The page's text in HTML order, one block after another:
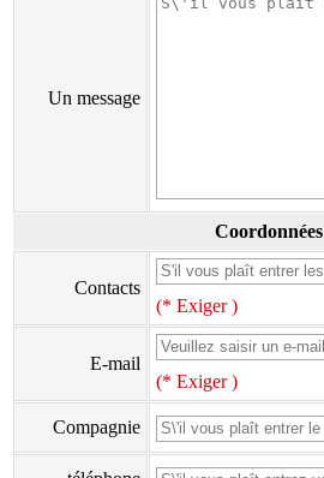
Un message
Coordonnées
Contacts
(* Exiger )
E-mail
(* Exiger )
Compagnie